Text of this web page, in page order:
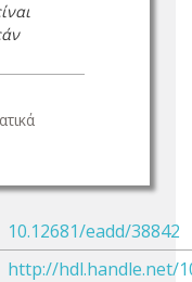
10.12681/eadd/38842
http://hdl.handle.net/